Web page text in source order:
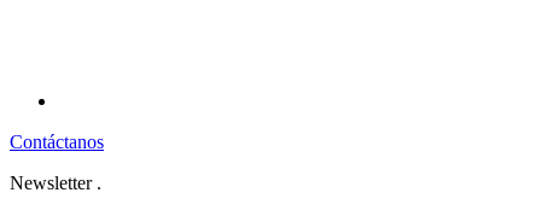
Contáctanos
Newsletter .